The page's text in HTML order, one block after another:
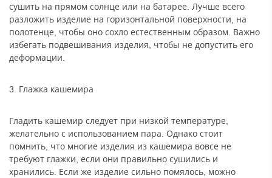
сушить на прямом солнце или на батарее. Лучше всего
разложить изделие на горизонтальной поверхности, на
полотенце, чтобы оно сохло естественным образом. Важно
избегать подвешивания изделия, чтобы не допустить его
деформации.
3. Глажка кашемира
Гладить кашемир следует при низкой температуре,
желательно с использованием пара. Однако стоит
помнить, что многие изделия из кашемира вовсе не
требуют глажки, если они правильно сушились и
хранились. Если же изделие сильно помялось, можно